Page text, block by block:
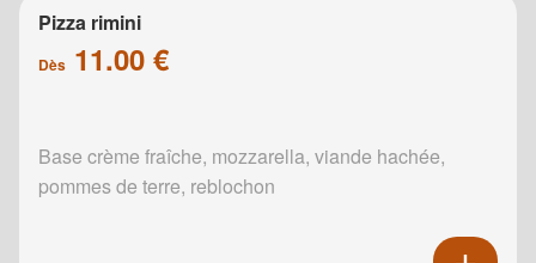
Pizza rimini
Dès 11.00 €
Base crème fraîche, mozzarella, viande hachée,
pommes de terre, reblochon